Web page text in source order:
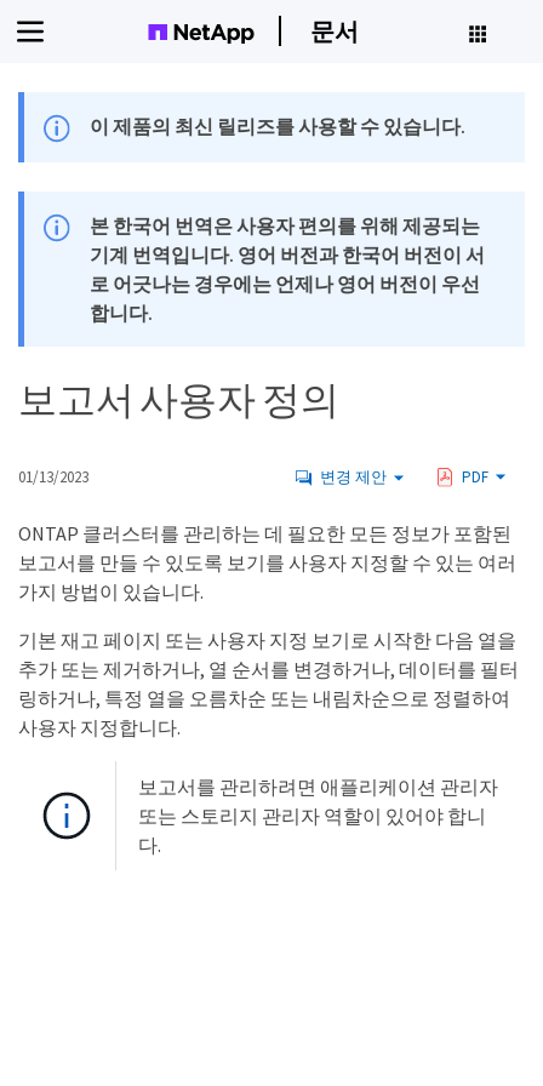
문서
이 제품의 최신 릴리즈를 사용할 수 있습니다.
본 한국어 번역은 사용자 편의를 위해 제공되는
기계 번역입니다. 영어 버전과 한국어 버전이 서
로 어긋나는 경우에는 언제나 영어 버전이 우선
합니다.
보고서 사용자 정의
01/13/2023 변경 제안 PDF
ONTAP 클러스터를 관리하는 데 필요한 모든 정보가 포함된
보고서를 만들 수 있도록 보기를 사용자 지정할 수 있는 여러
가지 방법이 있습니다.
기본 재고 페이지 또는 사용자 지정 보기로 시작한 다음 열을
추가 또는 제거하거나, 열 순서를 변경하거나, 데이터를 필터
링하거나, 특정 열을 오름차순 또는 내림차순으로 정렬하여
사용자 지정합니다.
보고서를 관리하려면 애플리케이션 관리자
또는 스토리지 관리자 역할이 있어야 합니
다.